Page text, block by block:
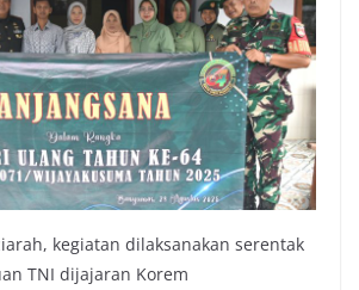
kegiatan dilaksanakan serentak
TNI dijajaran Korem